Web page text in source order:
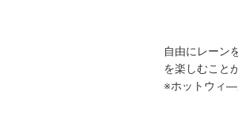
自由にレーン
を楽しむこと
※ホットウィ―